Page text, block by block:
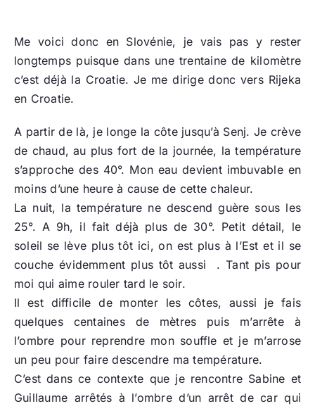
Me voici donc en Slovénie, je vais pas y rester
longtemps puisque dans une trentaine de kilomètre
c’est déjà la Croatie. Je me dirige donc vers Rijeka
en Croatie.
A partir de là, je longe la côte jusqu’à Senj. Je crève
de chaud, au plus fort de la journée, la température
s’approche des 40°. Mon eau devient imbuvable en
moins d’une heure à cause de cette chaleur.
La nuit, la température ne descend guère sous les
25°. A 9h, il fait déjà plus de 30°. Petit détail, le
soleil se lève plus tôt ici, on est plus à l’Est et il se
couche évidemment plus tôt aussi . Tant pis pour
moi qui aime rouler tard le soir.
Il est difficile de monter les côtes, aussi je fais
quelques centaines de mètres puis m’arrête à
l’ombre pour reprendre mon souffle et je m’arrose
un peu pour faire descendre ma température.
C’est dans ce contexte que je rencontre Sabine et
Guillaume arrêtés à l’ombre d’un arrêt de car qui